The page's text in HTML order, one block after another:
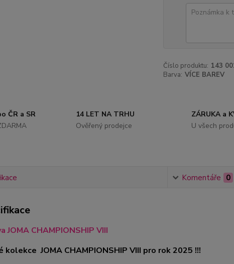
Číslo produktu: 143
Barva: VÍCE BAREV
ČR a SR
14 LET NA TRHU
Ověřený prodejce
ZÁRUKA a
U všech
Komentáře 0
JOMA CHAMPIONSHIP VIII
kolekce JOMA CHAMPIONSHIP VIII pro rok 2025 !!!